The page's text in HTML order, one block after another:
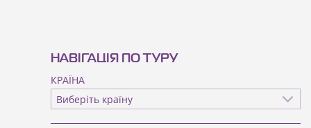
НАВІГАЦІЯ ПО ТУРУ
КРАЇНА